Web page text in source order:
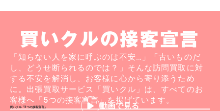
買いクルの接客宣言
「知らない人を家に呼ぶのは不安…」「古いものだ
し、どうせ断られるのでは？」そんな訪問買取に対
する不安を解消し、お客様に心から寄り添うため
に。出張買取サービス「買いクル」は、すべてのお
客様へ「5つの接客宣言」を掲げています。
動画で見る
買いクル「5つの接客宣言」